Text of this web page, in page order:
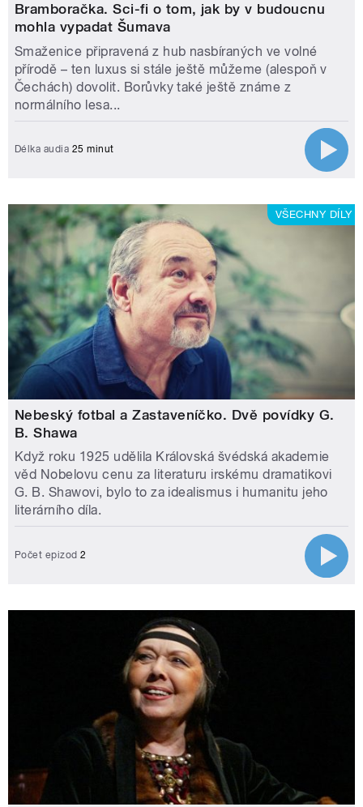
Bramboračka. Sci-fi o tom, jak by v budoucnu
mohla vypadat Šumava
Smaženice připravená z hub nasbíraných ve volné
přírodě – ten luxus si stále ještě můžeme (alespoň v
Čechách) dovolit. Borůvky také ještě známe z
normálního lesa...
Délka audia 25 minut
VŠECHNY DÍLY
Nebeský fotbal a Zastaveníčko. Dvě povídky G.
B. Shawa
Když roku 1925 udělila Královská švédská akademie
věd Nobelovu cenu za literaturu irskému dramatikovi
G. B. Shawovi, bylo to za idealismus i humanitu jeho
literárního díla.
Počet epizod 2